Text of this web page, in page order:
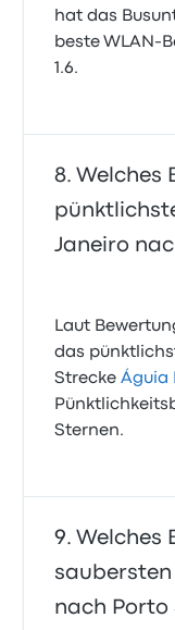
hat das
beste WLAN-
1.6.
Welches
Janeiro
Laut
das
StreckeÁguia
Sternen.
Welches
saubersten
nach Porto